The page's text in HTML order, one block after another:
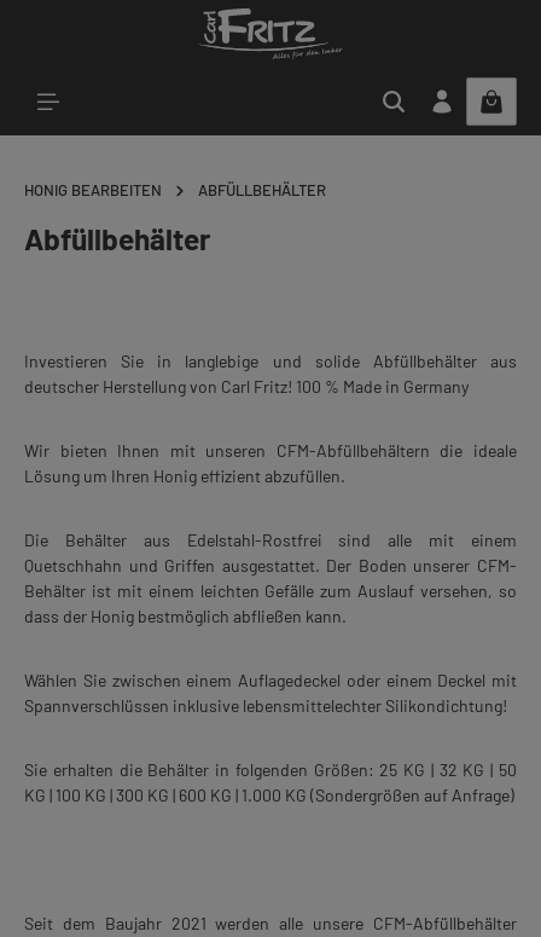
HONIG BEARBEITEN ABFÜLLBEHÄLTER
Abfüllbehälter
Investieren Sie in langlebige und solide Abfüllbehälter aus
deutscher Herstellung von Carl Fritz! 100 % Made in Germany
Wir bieten Ihnen mit unseren CFM-Abfüllbehältern die ideale
Lösung um Ihren Honig effizient abzufüllen.
Die Behälter aus Edelstahl-Rostfrei sind alle mit einem
Quetschhahn und Griffen ausgestattet. Der Boden unserer CFM-
Behälter ist mit einem leichten Gefälle zum Auslauf versehen, so
dass der Honig bestmöglich abfließen kann.
Wählen Sie zwischen einem Auflagedeckel oder einem Deckel mit
Spannverschlüssen inklusive lebensmittelechter Silikondichtung!
Sie erhalten die Behälter in folgenden Größen: 25 KG | 32 KG | 50
KG | 100 KG | 300 KG | 600 KG | 1.000 KG (Sondergrößen auf Anfrage)
Seit dem Baujahr 2021 werden alle unsere CFM-Abfüllbehälter